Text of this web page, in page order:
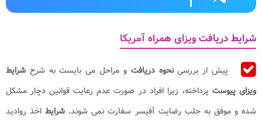
شرایط دریافت ویزای همراه آمریکا
پیش از بررسینحوه دریافت و مراحل می بایست به شرح شرایط
ویزای پیوست پرداخته، زیرا افراد در صورت عدم رعایت قوانین دچار مشکل
شده و موفق به جلب رضایت آفیسر سفارت نمی شوند. شرایط اخذ روادید